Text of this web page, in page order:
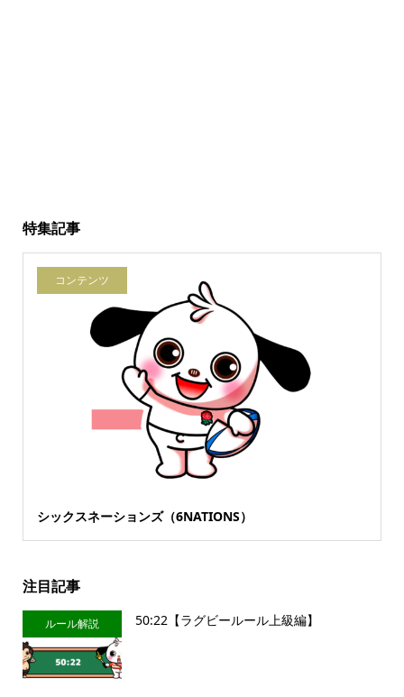
特集記事
コンテンツ
シックスネーションズ（6NATIONS）
注目記事
ルール解説 50:22【ラグビールール上級編】